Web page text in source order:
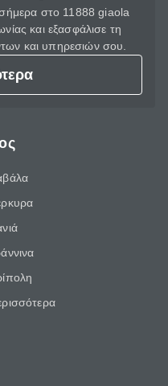
στο 11888 giaola
και εξασφάλισε τη
και υπηρεσιών σου.